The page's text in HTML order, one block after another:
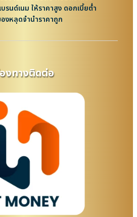
รนด์เนม ให้ราคาสูง ดอกเบี้ยต่ำ
งหลุดจำนำราคาถูก
งทางติดต่อ